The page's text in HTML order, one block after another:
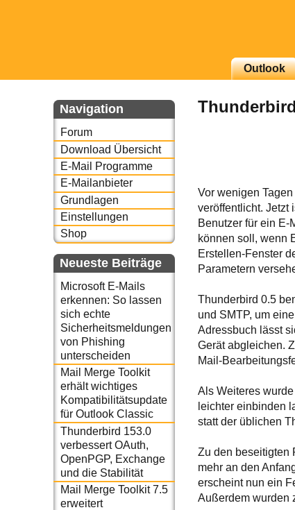
Outlook
Navigation
Forum
Download Übersicht
E-Mail Programme
E-Mailanbieter
Grundlagen
Einstellungen
Shop
Neueste Beiträge
Microsoft E-Mails
erkennen: So lassen
sich echte
Sicherheitsmeldungen
von Phishing
unterscheiden
Mail Merge Toolkit
erhält wichtiges
Kompatibilitätsupdate
für Outlook Classic
Thunderbird 153.0
verbessert OAuth,
OpenPGP, Exchange
und die Stabilität
Mail Merge Toolkit 7.5
erweitert
Vor wenigen
veröffentlicht. Jetzt
Benutzer für ein
können soll, wenn
Erstellen-Fenster
Parametern
Thunderbird 0.5
und SMTP, um
Adressbuch lässt
Gerät abgleichen.
Mail-
Als Weiteres
leichter einbinden
statt der üblichen
Zu den beseitigten
mehr an den
erscheint nun ein
Außerdem wurden
Newsletter
Email für Sie
oder auch